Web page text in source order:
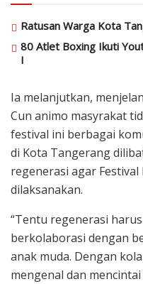
Ratusan Warga Kota
80 Atlet Boxing Ikuti
I
Ia melanjutkan,
Cun animo masyrakat
festival ini berbagai
di Kota Tangerang
regenerasi agar
dilaksanakan.
“Tentu regenerasi
berkolaborasi dengan
anak muda. Dengan
mengenal dan